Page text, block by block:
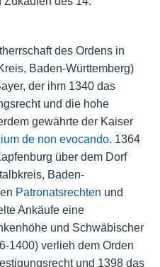
des Ordens in
Baden-Württemberg)
der ihm 1340 das
und die hohe
gewährte der Kaiser
de non evocando. 1364
über dem Dorf
Baden-
Patronatsrechten und
Ankäufe eine
und Schwäbischer
1400) verlieh dem Orden
und 1398 das